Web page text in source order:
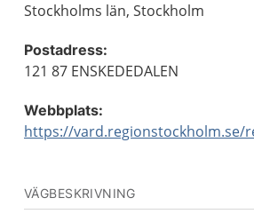
Stockholms län, Stockholm
Postadress:
121 87 ENSKEDEDALEN
Webbplats:
VÄGBESKRIVNING